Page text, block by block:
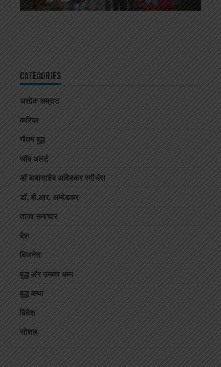
CATEGORIES
अशोक सम्राट
करियर
गौतम बुद्ध
जॉब अलर्ट
डॉ बाबासाहेब आंबेडकर स्पीचेस
डॉ. बी.आर. अम्बेडकर
ताजा समाचार
देश
बिजनेस
बुद्ध और उनका धम्म
बुद्ध कथा
विदेश
सोशल